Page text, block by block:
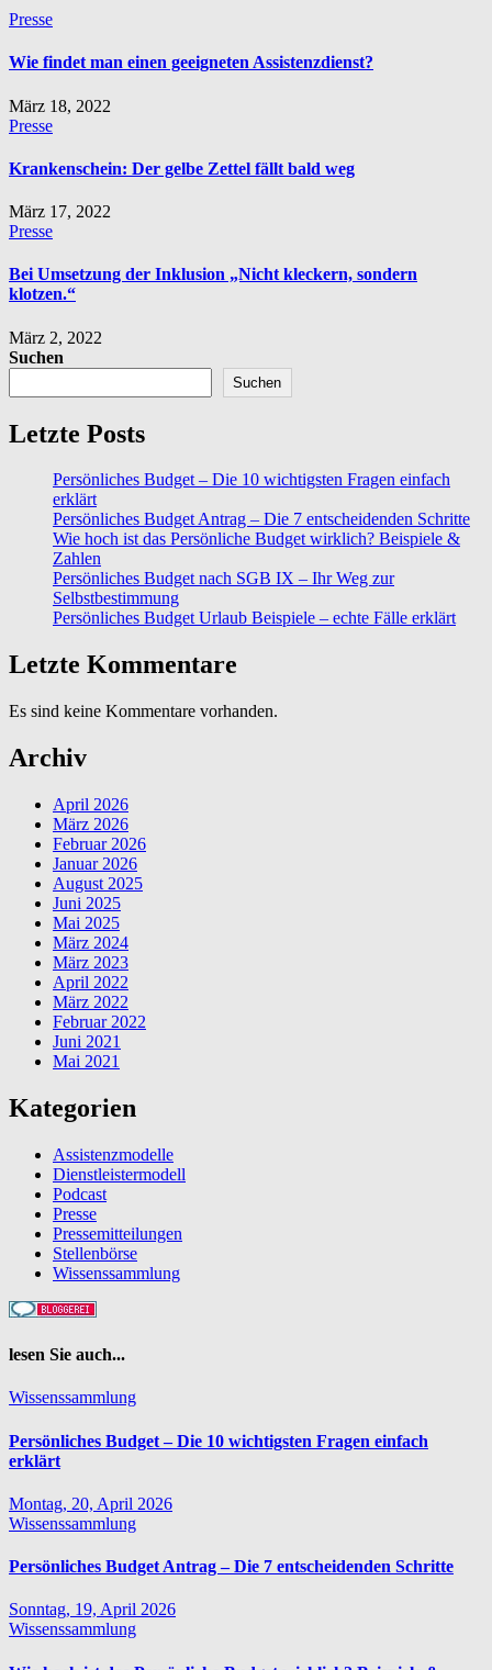
Presse
Wie findet man einen geeigneten Assistenzdienst?
März 18, 2022
Presse
Krankenschein: Der gelbe Zettel fällt bald weg
März 17, 2022
Presse
Bei Umsetzung der Inklusion „Nicht kleckern, sondern
klotzen.“
März 2, 2022
Suchen
Suchen
Letzte Posts
Persönliches Budget – Die 10 wichtigsten Fragen einfach
erklärt
Persönliches Budget Antrag – Die 7 entscheidenden Schritte
Wie hoch ist das Persönliche Budget wirklich? Beispiele &
Zahlen
Persönliches Budget nach SGB IX – Ihr Weg zur
Selbstbestimmung
Persönliches Budget Urlaub Beispiele – echte Fälle erklärt
Letzte Kommentare
Es sind keine Kommentare vorhanden.
Archiv
April 2026
März 2026
Februar 2026
Januar 2026
August 2025
Juni 2025
Mai 2025
März 2024
März 2023
April 2022
März 2022
Februar 2022
Juni 2021
Mai 2021
Kategorien
Assistenzmodelle
Dienstleistermodell
Podcast
Presse
Pressemitteilungen
Stellenbörse
Wissenssammlung
lesen Sie auch...
Wissenssammlung
Persönliches Budget – Die 10 wichtigsten Fragen einfach
erklärt
Montag, 20, April 2026
Wissenssammlung
Persönliches Budget Antrag – Die 7 entscheidenden Schritte
Sonntag, 19, April 2026
Wissenssammlung